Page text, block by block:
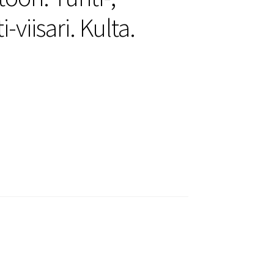
viisari. Kulta.